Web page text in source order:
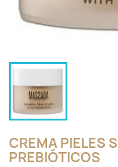
CREMA PIELES
PREBIÓTICOS